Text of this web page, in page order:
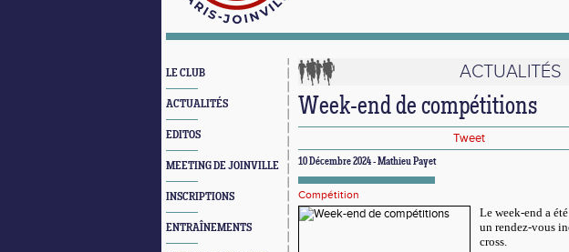
LE CLUB
ACTUALITÉS
EDITOS
MEETING DE JOINVILLE
INSCRIPTIONS
ENTRAÎNEMENTS
ACTUALITÉS
Week-end de compétitions
Tweet
10 Décembre 2024 - Mathieu Payet
Compétition
Le week-end a
un rendez-vous
cross.